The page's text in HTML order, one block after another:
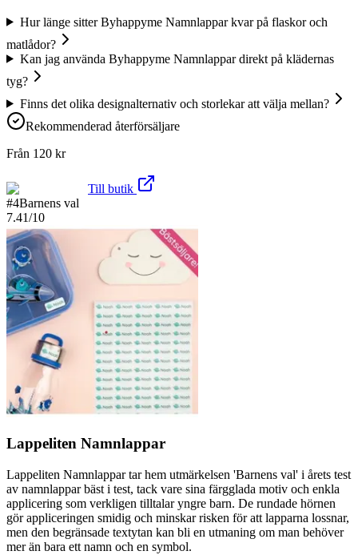
Hur länge sitter Byhappyme Namnlappar kvar på flaskor och
matlådor?
Kan jag använda Byhappyme Namnlappar direkt på klädernas
tyg?
Finns det olika designalternativ och storlekar att välja mellan?
Rekommenderad återförsäljare
Från 120 kr
Till butik
#4Barnens val
7.41/10
Lappeliten Namnlappar
Lappeliten Namnlappar tar hem utmärkelsen 'Barnens val' i årets test
av namnlappar bäst i test, tack vare sina färgglada motiv och enkla
applicering som verkligen tilltalar yngre barn. De rundade hörnen
gör appliceringen smidig och minskar risken för att lapparna lossnar,
men den begränsade textytan kan bli en utmaning om man behöver
mer än bara ett namn och en symbol.